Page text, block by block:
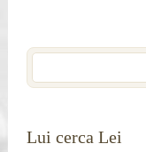
Lui cerca Lei